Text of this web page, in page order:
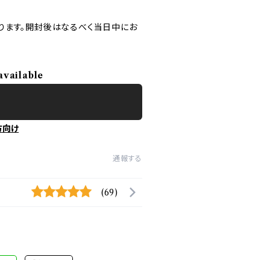
す。開封後はなるべく当日中にお
向け
通報する
(69)